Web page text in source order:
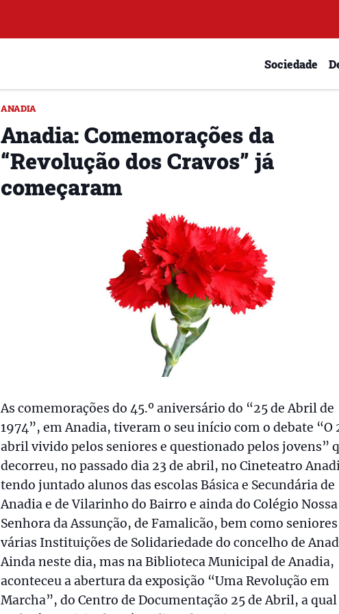
Sociedade
ANADIA
Anadia: Comemorações da
“Revolução dos Cravos” já
começaram
As comemorações do 45.º aniversário do “25 de Abril de
1974”, em Anadia, tiveram o seu início com o debate “O
abril vivido pelos seniores e questionado pelos jovens”
decorreu, no passado dia 23 de abril, no Cineteatro
tendo juntado alunos das escolas Básica e Secundária de
Anadia e de Vilarinho do Bairro e ainda do Colégio Nossa
Senhora da Assunção, de Famalicão, bem como seniores
várias Instituições de Solidariedade do concelho de
Ainda neste dia, mas na Biblioteca Municipal de Anadia,
aconteceu a abertura da exposição “Uma Revolução em
Marcha”, do Centro de Documentação 25 de Abril, a qual